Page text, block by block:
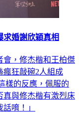
婚謝欣穎真相
會，修杰楷和王柏傑
瘋狂敲碗2人組成
樣的反應，佩服的
真與修杰楷有激烈床
唷！」